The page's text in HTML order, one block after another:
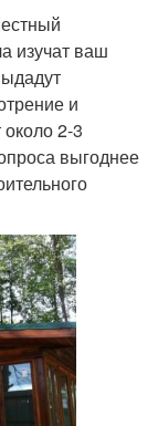
изучат ваш
и
2-3
выгоднее